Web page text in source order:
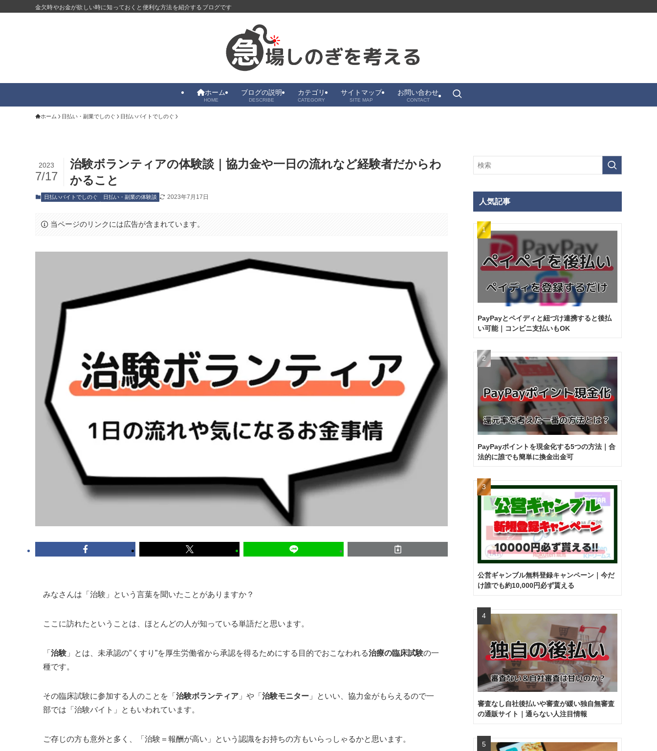
金欠時やお金が欲しい時に知っておくと便利な方法を紹介するブログです
ホーム
HOME
ブログの説明
DESCRIBE
カテゴリ
CATEGORY
サイトマップ
SITE MAP
お問い合わせ
CONTACT
ホーム 日払い・副業でしのぐ 日払いバイトでしのぐ
治験ボランティアの体験談｜協力金や一日の流れなど経験者だからわ
かること
2023
7/17
日払いバイトでしのぐ 日払い・副業の体験談 2023年7月17日
当ページのリンクには広告が含まれています。
みなさんは「治験」という言葉を聞いたことがありますか？
ここに訪れたということは、ほとんどの人が知っている単語だと思います。
「 治験 」とは、未承認の”くすり”を厚生労働省から承認を得るためにする目的でおこなわれる治療の臨床試験の一
種です。
その臨床試験に参加する人のことを「 治験ボランティア 」や「 治験モニター 」といい、協力金がもらえるので一
部では「治験バイト」ともいわれています。
ご存じの方も意外と多く、「治験＝報酬が高い」という認識をお持ちの方もいらっしゃるかと思います。
人気記事
PayPayとペイディと紐づけ連携すると後払
い可能｜コンビニ支払いもOK
PayPayポイントを現金化する5つの方法｜合
法的に誰でも簡単に換金出金可
公営ギャンブル無料登録キャンペーン｜今だ
け誰でも約10,000円必ず貰える
審査なし自社後払いや審査が緩い独自無審査
の通販サイト｜通らない人注目情報